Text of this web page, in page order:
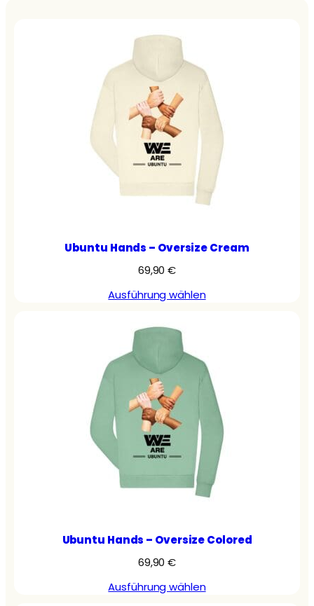
Ubuntu Hands – Oversize Cream
69,90€
Ausführung wählen
Ubuntu Hands – Oversize Colored
69,90€
Ausführung wählen